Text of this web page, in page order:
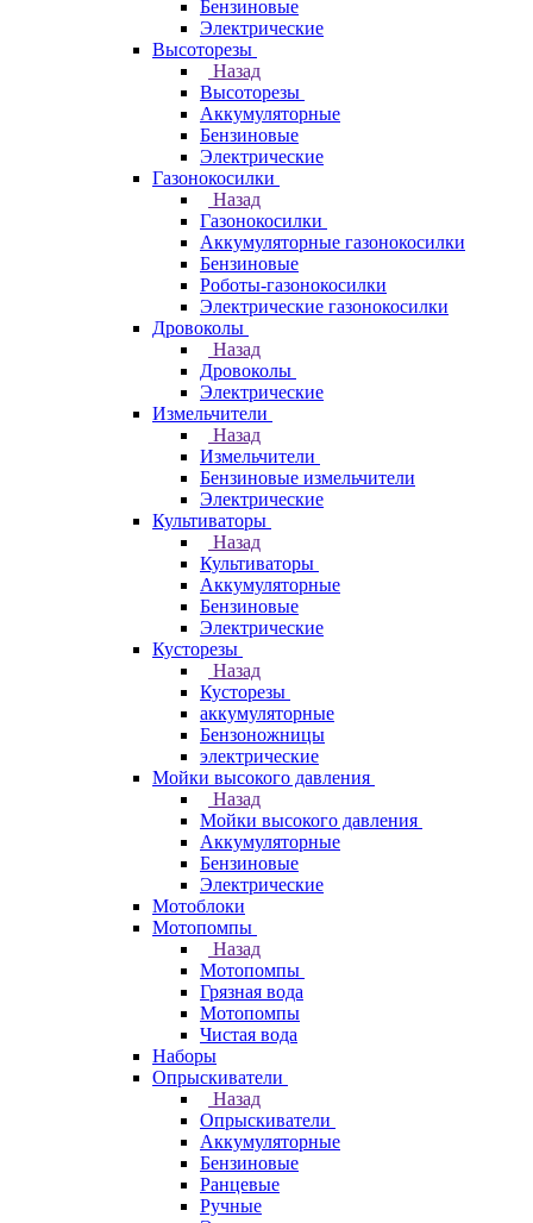
Бензиновые
Электрические
Высоторезы
Назад
Высоторезы
Аккумуляторные
Бензиновые
Электрические
Газонокосилки
Назад
Газонокосилки
Аккумуляторные газонокосилки
Бензиновые
Роботы-газонокосилки
Электрические газонокосилки
Дровоколы
Назад
Дровоколы
Электрические
Измельчители
Назад
Измельчители
Бензиновые измельчители
Электрические
Культиваторы
Назад
Культиваторы
Аккумуляторные
Бензиновые
Электрические
Кусторезы
Назад
Кусторезы
аккумуляторные
Бензоножницы
электрические
Мойки высокого давления
Назад
Мойки высокого давления
Аккумуляторные
Бензиновые
Электрические
Мотоблоки
Мотопомпы
Назад
Мотопомпы
Грязная вода
Мотопомпы
Чистая вода
Наборы
Опрыскиватели
Назад
Опрыскиватели
Аккумуляторные
Бензиновые
Ранцевые
Ручные